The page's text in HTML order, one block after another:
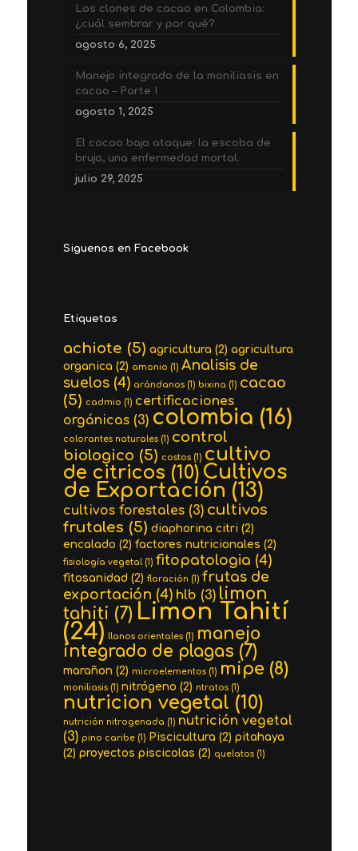
Los clones de cacao en Colombia:
¿cuál sembrar y por qué?
agosto 6, 2025
Manejo integrado de la moniliasis en
cacao – Parte I
agosto 1, 2025
El cacao bajo ataque: la escoba de
bruja, una enfermedad mortal.
julio 29, 2025
Siguenos en Facebook
Etiquetas
achiote (5) agricultura (2) agricultura
organica (2) amonio (1) Analisis de
suelos(4) arándanos(1) bixina (1) cacao
(5) cadmio (1) certificaciones
orgánicas(3) colombia (16)
colorantes naturales(1) control
biologico (5) costos(1) cultivo
de citricos (10) Cultivos
de Exportación (13)
cultivos forestales(3) cultivos
frutales (5) diaphorina citri (2)
encalado (2) factores nutricionales (2)
fisiología vegetal (1) fitopatologia (4)
fitosanidad (2) floración (1) frutas de
exportación (4) hlb (3) limon
tahiti (7) Limon Tahití
(24) llanos orientales(1) manejo
integrado de plagas (7)
marañon (2) microelementos(1) mipe (8)
moniliasis(1) nitrógeno (2) ntratos(1)
nutricion vegetal (10)
nutrición nitrogenada (1) nutrición vegetal
(3) pino caribe(1) Piscicultura (2) pitahaya
(2) proyectos piscicolas (2) quelatos(1)